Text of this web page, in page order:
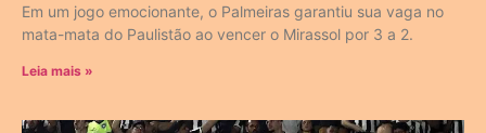
Em um jogo emocionante, o Palmeiras garantiu sua vaga no
mata-mata do Paulistão ao vencer o Mirassol por 3 a 2.
Leia mais »